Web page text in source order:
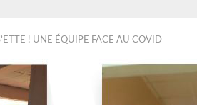
! UNE ÉQUIPE FACE AU COVID